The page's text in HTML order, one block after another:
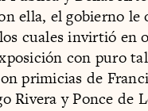
ella, el gobierno le
cuales invirtió en
con puro
primicias de
Rivera y Ponce de